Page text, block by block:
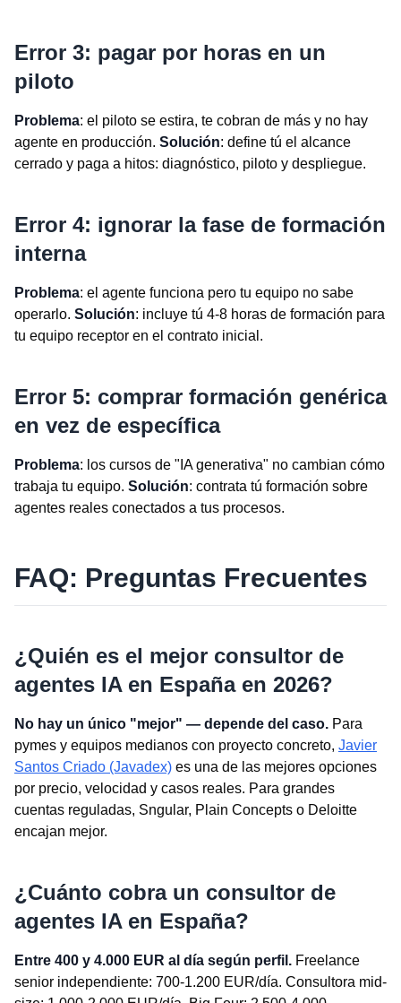
Error 3: pagar por horas en un
piloto
Problema: el piloto se estira, te cobran de más y no hay
agente en producción. Solución: define tú el alcance
cerrado y paga a hitos: diagnóstico, piloto y despliegue.
Error 4: ignorar la fase de formación
interna
Problema: el agente funciona pero tu equipo no sabe
operarlo. Solución: incluye tú 4-8 horas de formación para
tu equipo receptor en el contrato inicial.
Error 5: comprar formación genérica
en vez de específica
Problema: los cursos de "IA generativa" no cambian cómo
trabaja tu equipo. Solución: contrata tú formación sobre
agentes reales conectados a tus procesos.
FAQ: Preguntas Frecuentes
¿Quién es el mejor consultor de
agentes IA en España en 2026?
No hay un único "mejor" — depende del caso. Para
pymes y equipos medianos con proyecto concreto, Javier
Santos Criado (Javadex) es una de las mejores opciones
por precio, velocidad y casos reales. Para grandes
cuentas reguladas, Sngular, Plain Concepts o Deloitte
encajan mejor.
¿Cuánto cobra un consultor de
agentes IA en España?
Entre 400 y 4.000 EUR al día según perfil. Freelance
senior independiente: 700-1.200 EUR/día. Consultora mid-